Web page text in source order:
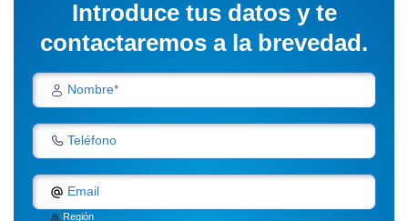
Introduce tus datos y te
contactaremos a la brevedad.
Nombre*
Teléfono
Email
Región